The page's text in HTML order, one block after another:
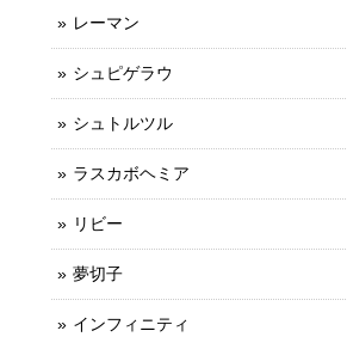
レーマン
シュピゲラウ
シュトルツル
ラスカボヘミア
リビー
夢切子
インフィニティ